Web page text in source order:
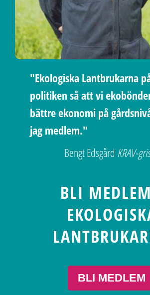
BLI
BLI MEDLEM
"Ekologiska Lantbrukarna
politiken så att vi
bättre ekonomi på
jag medlem."
Bengt Edsgård KRAV-